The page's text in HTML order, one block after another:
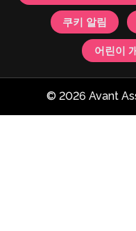
쿠키 알림
어린이
© 2026 Avant